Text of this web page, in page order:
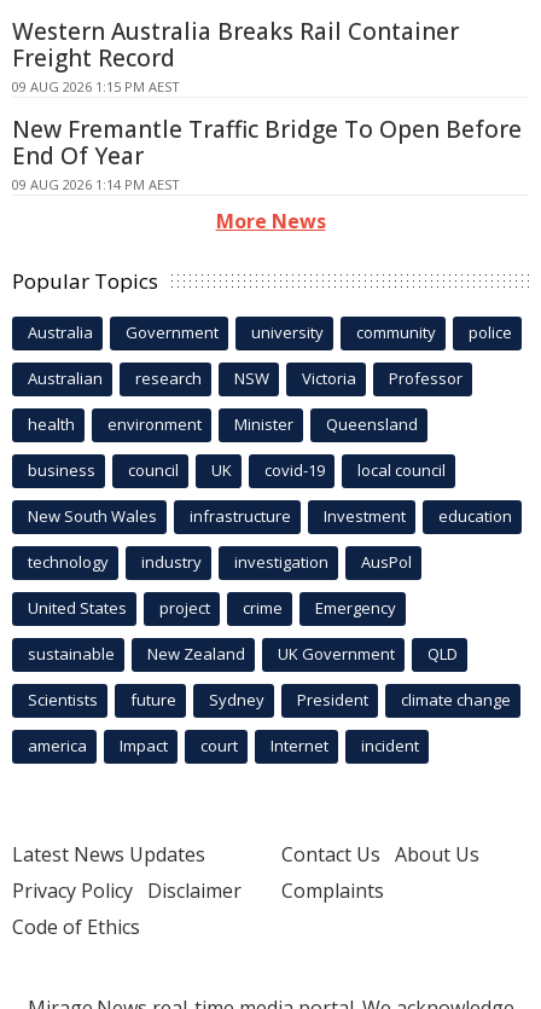
Western Australia Breaks Rail Container
Freight Record
09 AUG 2026 1:15 PM AEST
New Fremantle Traffic Bridge To Open Before
End Of Year
09 AUG 2026 1:14 PM AEST
More News
Popular Topics
Australia Government university community police
Australian research NSW Victoria Professor
health environment Minister Queensland
business council UK covid-19 local council
New South Wales infrastructure Investment education
technology industry investigation AusPol
United States project crime Emergency
sustainable New Zealand UK Government QLD
Scientists future Sydney President climate change
america Impact court Internet incident
Latest News Updates
Privacy Policy Disclaimer
Code of Ethics
Contact Us About Us
Complaints